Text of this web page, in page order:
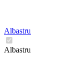
Albastru
Albastru